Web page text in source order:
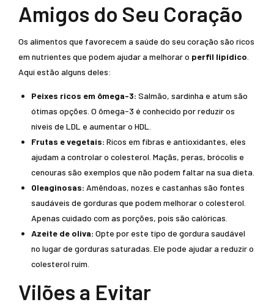
Amigos do Seu Coração
Os alimentos que favorecem a saúde do seu coração são ricos
em nutrientes que podem ajudar a melhorar o perfil lipídico
Aqui estão alguns deles:
Peixes ricos em ômega-3: Salmão, sardinha e atum são
ótimas opções. O ômega-3 é conhecido por reduzir os
níveis de LDL e aumentar o HDL.
Frutas e vegetais: Ricos em fibras e antioxidantes, eles
ajudam a controlar o colesterol. Maçãs, peras, brócolis e
cenouras são exemplos que não podem faltar na sua dieta.
Oleaginosas: Amêndoas, nozes e castanhas são fontes
saudáveis de gorduras que podem melhorar o colesterol.
Apenas cuidado com as porções, pois são calóricas.
Azeite de oliva: Opte por este tipo de gordura saudável
no lugar de gorduras saturadas. Ele pode ajudar a reduzir o
colesterol ruim.
Vilões a Evitar